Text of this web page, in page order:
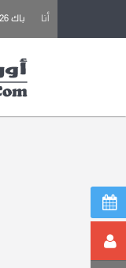
أنا باك 2026باحث عن